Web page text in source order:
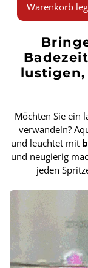
Warenkorb
Möchten Sie ein
verwandeln?
und leuchtet mit
und neugierig
jeden